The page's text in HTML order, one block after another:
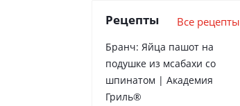
Рецепты Все рецепты
Бранч: Яйца пашот на
подушке из мсабахи со
шпинатом | Академия
Гриль®